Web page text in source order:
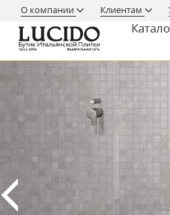
О компании Клиентам